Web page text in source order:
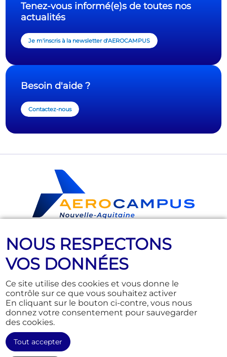
Tenez-vous informé(e)s de toutes nos
actualités
Je m'inscris à la newsletter d'AEROCAMPUS
Besoin d'aide ?
Contactez-nous
Nous suivre
Education
Training & Consulting
Events et solutions
Actus
Qui sommes-nous ?
Offres d'emploi
NOUS RESPECTONS
VOS DONNÉES
Ce site utilise des cookies et vous donne le
contrôle sur ce que vous souhaitez activer
En cliquant sur le bouton ci-contre, vous nous
donnez votre consentement pour sauvegarder
des cookies.
Tout accepter